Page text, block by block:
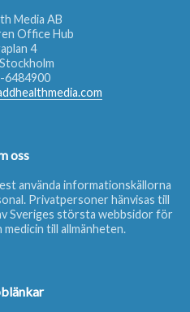
Media AB
Office Hub
4
6484900
oss
använda informationskällorna
Privatpersoner hänvisas till
Sveriges största webbsidor för
medicin till allmänheten.